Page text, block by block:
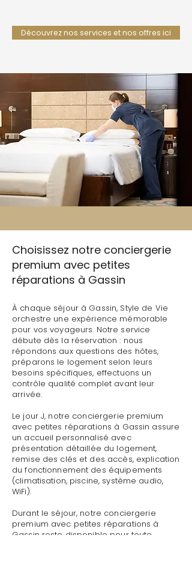
Découvrez nos services et nos offres ici
Choisissez notre conciergerie
premium avec petites
réparations à Gassin
À chaque séjour à Gassin, Style de Vie
orchestre une expérience mémorable
pour vos voyageurs. Notre service
débute dès la réservation : nous
répondons aux questions des hôtes,
préparons le logement selon leurs
besoins spécifiques, effectuons un
contrôle qualité complet avant leur
arrivée.
Le jour J, notre conciergerie premium
avec petites réparations à Gassin assure
un accueil personnalisé avec
présentation détaillée du logement,
remise des clés et des accès, explication
du fonctionnement des équipements
(climatisation, piscine, système audio,
WiFi).
Durant le séjour, notre conciergerie
premium avec petites réparations à
Gassin reste disponible pour toute